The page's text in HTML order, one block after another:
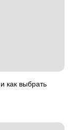
как выбрать